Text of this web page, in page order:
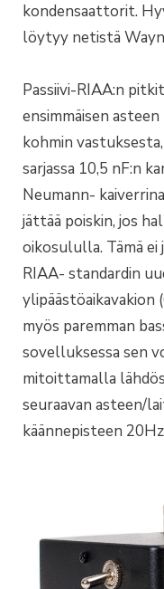
kondensaattorit.
löytyy netistä
Passiivi-RIAA:n
ensimmäisen
kohmin
sarjassa 10,5 nF:n
Neumann-
jättää poiskin, jos
oikosululla. Tämä ei
RIAA- standardin
ylipäästöaikavakion
myös paremman
sovelluksessa sen
mitoittamalla
seuraavan asteen/
käännepisteen